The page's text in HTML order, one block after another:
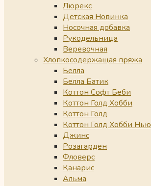
Люрекс
Детская Новинка
Носочная добавка
Рукодельница
Веревочная
Хлопкосодержащая пряжа
Белла
Белла Батик
Коттон Софт Беби
Коттон Голд Хобби
Коттон Голд
Коттон Голд Хобби Нью
Джинс
Розагарден
Фловерс
Канарис
Альма